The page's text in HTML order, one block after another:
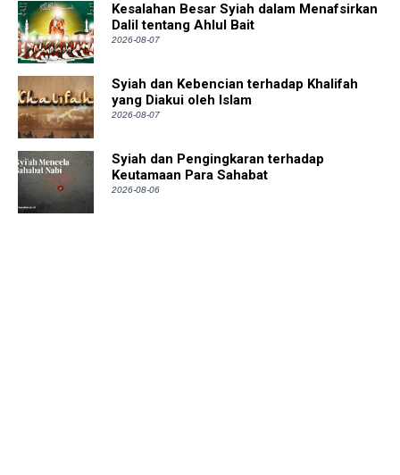
Kesalahan Besar Syiah dalam Menafsirkan
Dalil tentang Ahlul Bait
2026-08-07
Syiah dan Kebencian terhadap Khalifah
yang Diakui oleh Islam
2026-08-07
Syiah dan Pengingkaran terhadap
Keutamaan Para Sahabat
2026-08-06